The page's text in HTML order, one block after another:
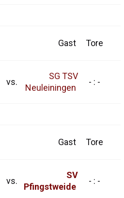
Gast Tore
vs.
SG TSV
Neuleiningen
- : -
Gast Tore
vs.
SV
Pfingstweide
- : -